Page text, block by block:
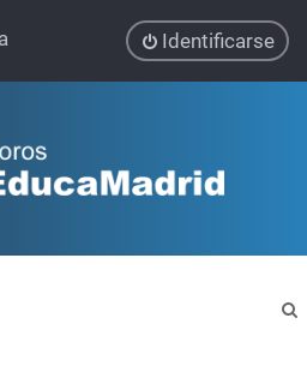
Identificarse